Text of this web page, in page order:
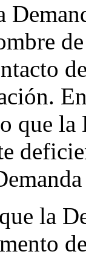
que la
la